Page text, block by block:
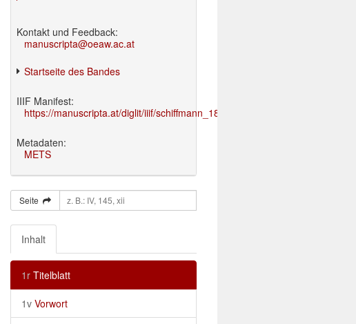
Kontakt und Feedback:
manuscripta@oeaw.ac.at
Startseite des Bandes
IIIF Manifest:
https://manuscripta.at/diglit/iiif/schiffmann_1895/manifest.json
Metadaten:
METS
Seite
Inhalt
1r Titelblatt
1v Vorwort